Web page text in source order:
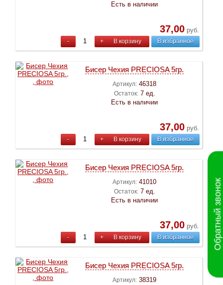
Есть в наличии
37,00руб.
- + В корзину В избранное
Бисер Чехия PRECIOSA 5гр.
Артикул: 46318
Остаток: 7 ед.
Есть в наличии
37,00руб.
- + В корзину В избранное
Бисер Чехия PRECIOSA 5гр.
Артикул: 41010
Остаток: 7 ед.
Есть в наличии
37,00руб.
- + В корзину В избранное
Бисер Чехия PRECIOSA 5гр.
Артикул: 38319
Обратный звонок